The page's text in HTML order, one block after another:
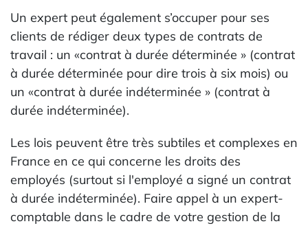
Un expert peut également s’occuper pour ses
clients de rédiger deux types de contrats de
travail : un «contrat à durée déterminée » (contrat
à durée déterminée pour dire trois à six mois) ou
un «contrat à durée indéterminée » (contrat à
durée indéterminée).
Les lois peuvent être très subtiles et complexes en
France en ce qui concerne les droits des
employés (surtout si l'employé a signé un contrat
à durée indéterminée). Faire appel à un expert-
comptable dans le cadre de votre gestion de la